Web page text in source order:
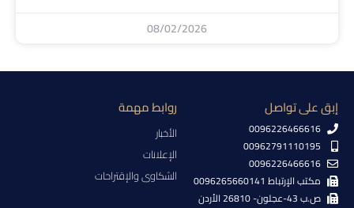
08/02/2026
إبق على تواصل
0096226466616
00962791110195
0096226466616
مكتب الإرتباط 0096265660141
ص.ب 43-عجلون- 26810 الأردن
روابط مهمة
الأخبار
الإعلانات
الشكاوى والإقتراحات